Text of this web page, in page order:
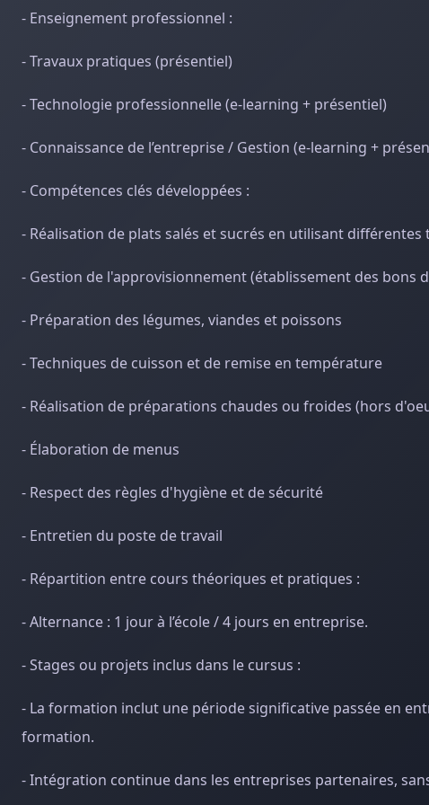
- Enseignement professionnel :
- Travaux pratiques (présentiel)
- Technologie professionnelle (e-learning + présentiel)
- Connaissance de l’entreprise / Gestion (e-learning +
- Compétences clés développées :
- Réalisation de plats salés et sucrés en utilisant
- Gestion de l'approvisionnement (établissement des bons
- Préparation des légumes, viandes et poissons
- Techniques de cuisson et de remise en température
- Réalisation de préparations chaudes ou froides (hors
- Élaboration de menus
- Respect des règles d'hygiène et de sécurité
- Entretien du poste de travail
- Répartition entre cours théoriques et pratiques :
- Alternance : 1 jour à l’école / 4 jours en entreprise.
- Stages ou projets inclus dans le cursus :
- La formation inclut une période significative passée en
formation.
- Intégration continue dans les entreprises partenaires,